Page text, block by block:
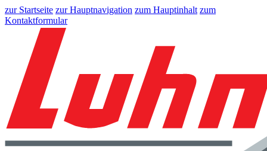
zur Startseite zur Hauptnavigation zum Hauptinhalt zum
Kontaktformular